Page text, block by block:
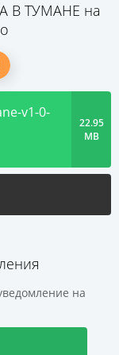
В ТУМАНЕ на
v1-0-
22.95
MB
на